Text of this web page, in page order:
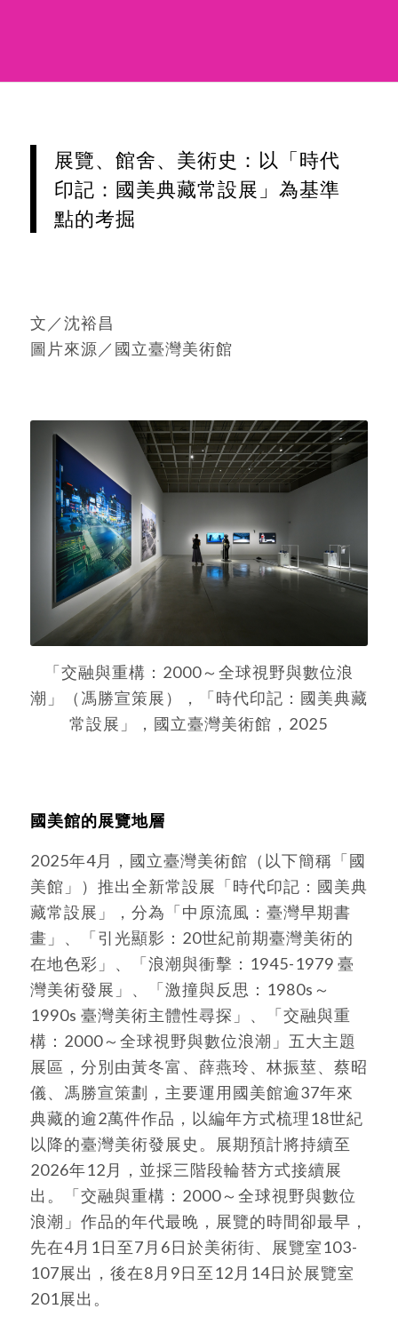
展覽、館舍、美術史：以「時代
印記：國美典藏常設展」為基準
點的考掘
文／沈裕昌
圖片來源／國立臺灣美術館
「交融與重構：2000～全球視野與數位浪
潮」（馮勝宣策展），「時代印記：國美典藏
常設展」，國立臺灣美術館，2025
國美館的展覽地層
2025年4月，國立臺灣美術館（以下簡稱「國
美館」）推出全新常設展「時代印記：國美典
藏常設展」，分為「中原流風：臺灣早期書
畫」、「引光顯影：20世紀前期臺灣美術的
在地色彩」、「浪潮與衝擊：1945-1979 臺
灣美術發展」、「激撞與反思：1980s～
1990s 臺灣美術主體性尋探」、「交融與重
構：2000～全球視野與數位浪潮」五大主題
展區，分別由黃冬富、薛燕玲、林振莖、蔡昭
儀、馮勝宣策劃，主要運用國美館逾37年來
典藏的逾2萬件作品，以編年方式梳理18世紀
以降的臺灣美術發展史。展期預計將持續至
2026年12月，並採三階段輪替方式接續展
出。「交融與重構：2000～全球視野與數位
浪潮」作品的年代最晚，展覽的時間卻最早，
先在4月1日至7月6日於美術街、展覽室103-
107展出，後在8月9日至12月14日於展覽室
201展出。